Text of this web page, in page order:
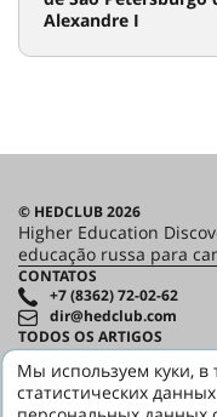
Alexandre I
© HEDCLUB 2026
Higher Education
educação russa para
CONTATOS
+7 (8362) 72-02-62
dir@hedclub.com
TODOS OS ARTIGOS
Admissão
Educação
Russo como língua
Мы используем куки, в
статистических